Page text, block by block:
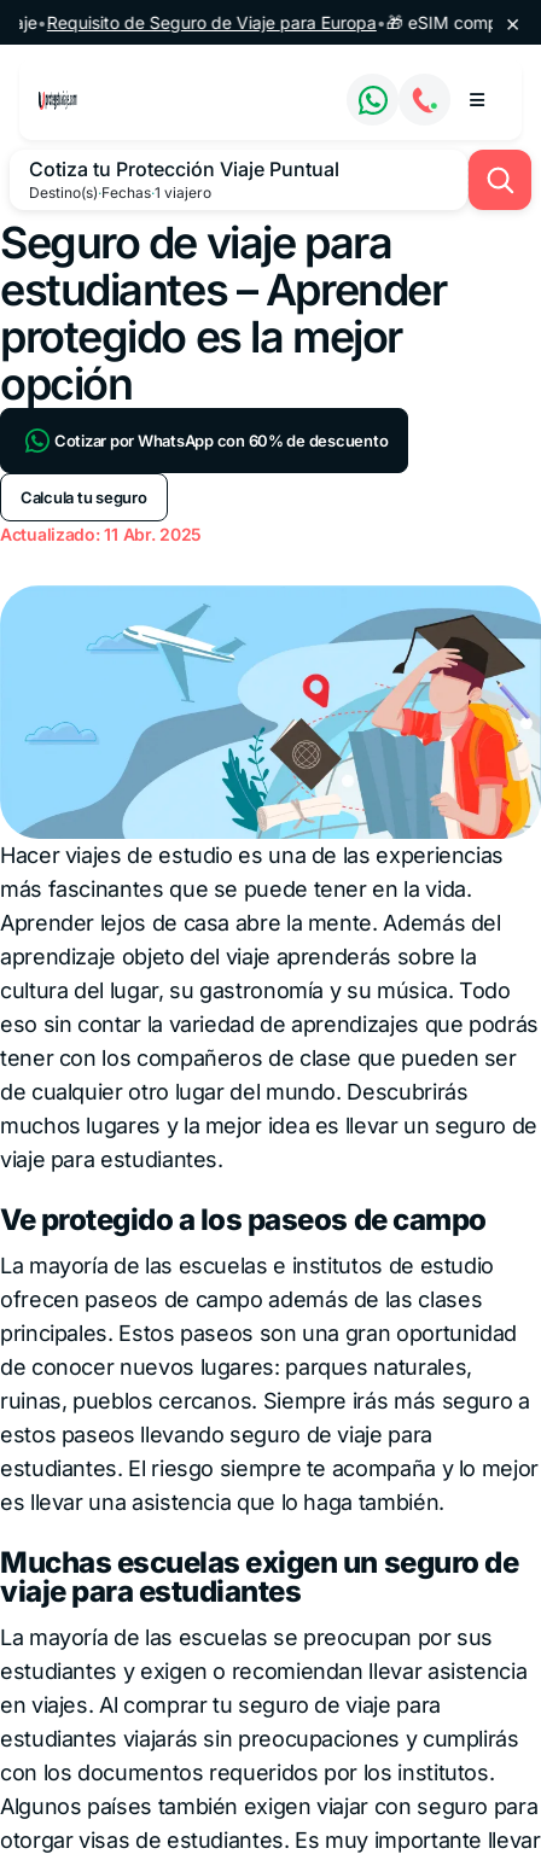
Saltar al contenido
Requisito de Seguro de Viaje para Europa•🎁 eSIM completamente
×
Cotiza tu Protección Viaje Puntual
Destino(s)·Fechas·1 viajero
Seguro de viaje para
estudiantes – Aprender
protegido es la mejor
opción
Cotizar por WhatsApp con 60% de descuento
Calcula tu seguro
Actualizado: 11 Abr. 2025
Hacer viajes de estudio es una de las experiencias
más fascinantes que se puede tener en la vida.
Aprender lejos de casa abre la mente. Además del
aprendizaje objeto del viaje aprenderás sobre la
cultura del lugar, su gastronomía y su música. Todo
eso sin contar la variedad de aprendizajes que podrás
tener con los compañeros de clase que pueden ser
de cualquier otro lugar del mundo. Descubrirás
muchos lugares y la mejor idea es llevar un seguro de
viaje para estudiantes.
Ve protegido a los paseos de campo
La mayoría de las escuelas e institutos de estudio
ofrecen paseos de campo además de las clases
principales. Estos paseos son una gran oportunidad
de conocer nuevos lugares: parques naturales,
ruinas, pueblos cercanos. Siempre irás más seguro a
estos paseos llevando seguro de viaje para
estudiantes. El riesgo siempre te acompaña y lo mejor
es llevar una asistencia que lo haga también.
Muchas escuelas exigen un seguro de
viaje para estudiantes
La mayoría de las escuelas se preocupan por sus
estudiantes y exigen o recomiendan llevar asistencia
en viajes. Al comprar tu seguro de viaje para
estudiantes viajarás sin preocupaciones y cumplirás
con los documentos requeridos por los institutos.
Algunos países también exigen viajar con seguro para
otorgar visas de estudiantes. Es muy importante llevar